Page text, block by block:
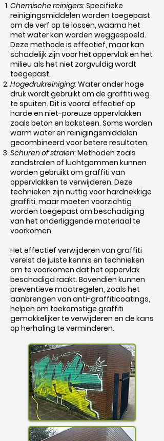
Chemische reinigers: Specifieke
reinigingsmiddelen worden toegepast
om de verf op te lossen, waarna het
met water kan worden weggespoeld.
Deze methode is effectief, maar kan
schadelijk zijn voor het oppervlak en het
milieu als het niet zorgvuldig wordt
toegepast.
Hogedrukreiniging:Water onder hoge
druk wordt gebruikt om de graffiti weg
te spuiten. Dit is vooral effectief op
harde en niet-poreuze oppervlakken
zoals beton en baksteen. Soms worden
warm water en reinigingsmiddelen
gecombineerd voor betere resultaten.
Schuren of stralen: Methoden zoals
zandstralen of luchtgommen kunnen
worden gebruikt om graffiti van
oppervlakken te verwijderen. Deze
technieken zijn nuttig voor hardnekkige
graffiti, maar moeten voorzichtig
worden toegepast om beschadiging
van het onderliggende materiaal te
voorkomen.
Het effectief verwijderen van graffiti
vereist de juiste kennis en technieken
om te voorkomen dat het oppervlak
beschadigd raakt. Bovendien kunnen
preventieve maatregelen, zoals het
aanbrengen van anti-graffiticoatings,
helpen om toekomstige graffiti
gemakkelijker te verwijderen en de kans
op herhaling te verminderen.